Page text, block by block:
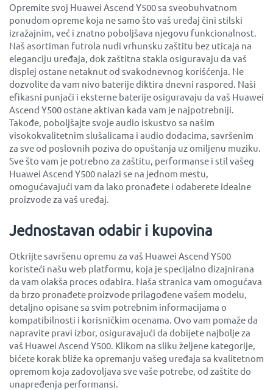
Opremite svoj Huawei Ascend Y500 sa sveobuhvatnom
ponudom opreme koja ne samo što vaš uređaj čini stilski
izražajnim, već i znatno poboljšava njegovu funkcionalnost.
Naš asortiman futrola nudi vrhunsku zaštitu bez uticaja na
eleganciju uređaja, dok zaštitna stakla osiguravaju da vaš
displej ostane netaknut od svakodnevnog korišćenja. Ne
dozvolite da vam nivo baterije diktira dnevni raspored. Naši
efikasni punjači i eksterne baterije osiguravaju da vaš Huawei
Ascend Y500 ostane aktivan kada vam je najpotrebniji.
Takođe, poboljšajte svoje audio iskustvo sa našim
visokokvalitetnim slušalicama i audio dodacima, savršenim
za sve od poslovnih poziva do opuštanja uz omiljenu muziku.
Sve što vam je potrebno za zaštitu, performanse i stil vašeg
Huawei Ascend Y500 nalazi se na jednom mestu,
omogućavajući vam da lako pronađete i odaberete idealne
proizvode za vaš uređaj.
Jednostavan odabir i kupovina
Otkrijte savršenu opremu za vaš Huawei Ascend Y500
koristeći našu web platformu, koja je specijalno dizajnirana
da vam olakša proces odabira. Naša stranica vam omogućava
da brzo pronađete proizvode prilagođene vašem modelu,
detaljno opisane sa svim potrebnim informacijama o
kompatibilnosti i korisničkim ocenama. Ovo vam pomaže da
napravite pravi izbor, osiguravajući da dobijete najbolje za
vaš Huawei Ascend Y500. Klikom na sliku željene kategorije,
bićete korak bliže ka opremanju vašeg uređaja sa kvalitetnom
opremom koja zadovoljava sve vaše potrebe, od zaštite do
unapređenja performansi.